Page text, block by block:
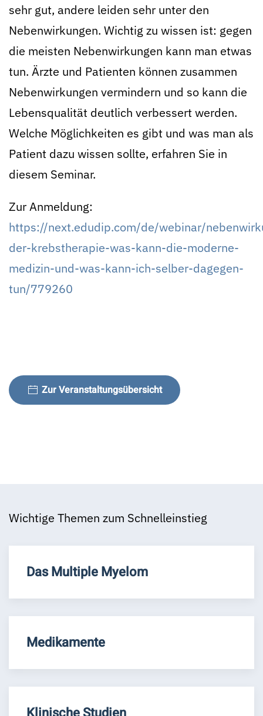
sehr gut, andere leiden sehr unter den
Nebenwirkungen. Wichtig zu wissen ist: gegen
die meisten Nebenwirkungen kann man etwas
tun. Ärzte und Patienten können zusammen
Nebenwirkungen vermindern und so kann die
Lebensqualität deutlich verbessert werden.
Welche Möglichkeiten es gibt und was man als
Patient dazu wissen sollte, erfahren Sie in
diesem Seminar.
Zur Anmeldung:
https://next.edudip.com/de/webinar/
der-krebstherapie-was-kann-die-moderne-
medizin-und-was-kann-ich-selber-dagegen-
tun/779260
Zur Veranstaltungsübersicht
Wichtige Themen zum Schnelleinstieg
Das Multiple Myelom
Medikamente